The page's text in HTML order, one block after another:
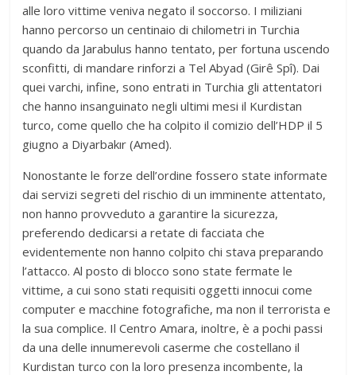
alle loro vittime veniva negato il soccorso. I miliziani
hanno percorso un centinaio di chilometri in Turchia
quando da Jarabulus hanno tentato, per fortuna uscendo
sconfitti, di mandare rinforzi a Tel Abyad (Girê Spî). Dai
quei varchi, infine, sono entrati in Turchia gli attentatori
che hanno insanguinato negli ultimi mesi il Kurdistan
turco, come quello che ha colpito il comizio dell’HDP il 5
giugno a Diyarbakır (Amed).
Nonostante le forze dell’ordine fossero state informate
dai servizi segreti del rischio di un imminente attentato,
non hanno provveduto a garantire la sicurezza,
preferendo dedicarsi a retate di facciata che
evidentemente non hanno colpito chi stava preparando
l’attacco. Al posto di blocco sono state fermate le
vittime, a cui sono stati requisiti oggetti innocui come
computer e macchine fotografiche, ma non il terrorista e
la sua complice. Il Centro Amara, inoltre, è a pochi passi
da una delle innumerevoli caserme che costellano il
Kurdistan turco con la loro presenza incombente, la